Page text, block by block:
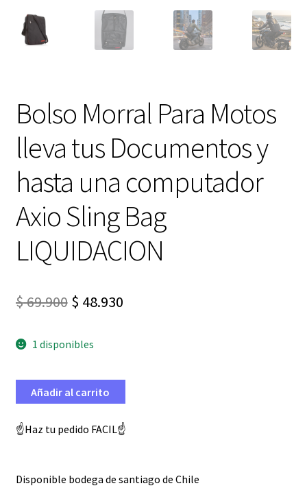
Bolso Morral Para Motos
lleva tus Documentos y
hasta una computador
Axio Sling Bag
LIQUIDACION
$69.900 El
original
era:
$ 69.900.
$ 48.930El
es:
$ 48.930.
1 disponibles
Añadir al carrito
☝️Haz tu pedido FACIL☝️
Disponible bodega de santiago de Chile